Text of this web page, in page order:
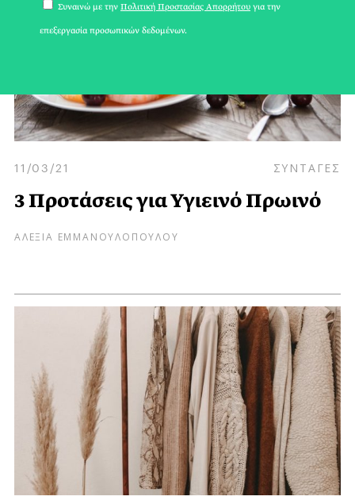
11/03/21 ΣΥΝΤΑΓΕΣ
3 Προτάσεις για Υγιεινό Πρωινό
ΑΛΕΞΙΑ ΕΜΜΑΝΟΥΛΟΠΟΥΛΟΥ
Συναινώ με την Πολιτική Προστασίας Απορρήτου για την
επεξεργασία προσωπικών δεδομένων.